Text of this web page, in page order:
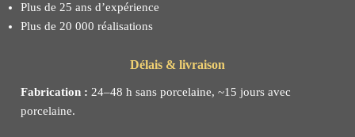
Plus de 25 ans d’expérience
Plus de 20 000 réalisations
Délais & livraison
Fabrication : 24–48 h sans porcelaine, ~15 jours avec
porcelaine.